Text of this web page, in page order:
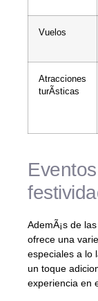
Vuelos
Atracciones
turÃ­sticas
AdemÃ¡s de
ofrece una
especiales a lo
un toque
experiencia en